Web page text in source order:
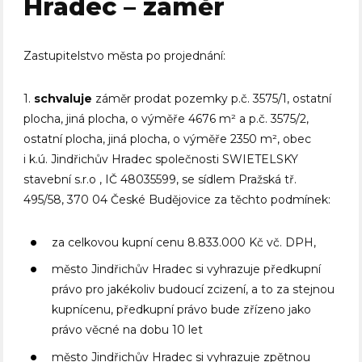
Hradec – záměr
Zastupitelstvo města po projednání:
1. schvaluje záměr prodat pozemky p.č. 3575/1, ostatní
plocha, jiná plocha, o výměře 4676 m² a p.č. 3575/2,
ostatní plocha, jiná plocha, o výměře 2350 m², obec
i k.ú. Jindřichův Hradec společnosti SWIETELSKY
stavební s.r.o , IČ 48035599, se sídlem Pražská tř.
495/58, 370 04 České Budějovice za těchto podmínek:
za celkovou kupní cenu 8.833.000 Kč vč. DPH,
město Jindřichův Hradec si vyhrazuje předkupní
právo pro jakékoliv budoucí zcizení, a to za stejnou
kupnícenu, předkupní právo bude zřízeno jako
právo věcné na dobu 10 let
město Jindřichův Hradec si vyhrazuje zpětnou